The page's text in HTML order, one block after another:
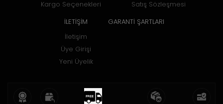
Kargo Seçenekleri
Satış Sözleşmesi
İLETİŞİM
İletişim
Üye Girişi
Yeni Üyelik
GARANTİ ŞARTLARI